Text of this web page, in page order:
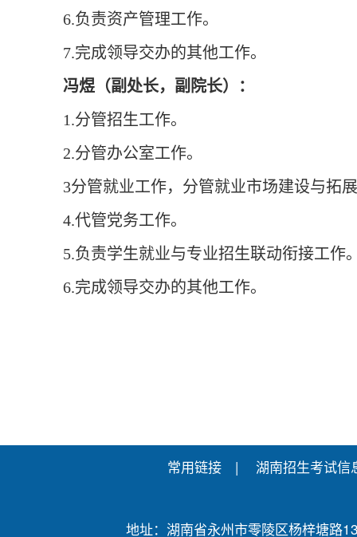
6.负责资产管理工作。
7.完成领导交办的其他工作。
冯煜（副处长，副院长）：
1.分管招生工作。
2.分管办公室工作。
3分管就业工作，分管就业市场建设与拓
4.代管党务工作。
5.负责学生就业与专业招生联动衔接工作
6.完成领导交办的其他工作。
常用链接 | 湖南招生考试信
地址：湖南省永州市零陵区